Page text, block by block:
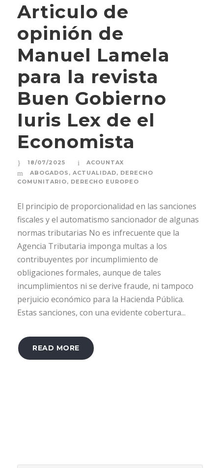
Articulo de
opinión de
Manuel Lamela
para la revista
Buen Gobierno
Iuris Lex de el
Economista
18/07/2025
ACOUNTAX
ABOGADOS , ACTUALIDAD, DERECHO
COMUNITARIO, DERECHO EUROPEO
El principio de proporcionalidad en las sanciones
fiscales y el automatismo sancionador de algunas
normas tributarias No es infrecuente que la
Agencia Tributaria imponga multas a los
contribuyentes por incumplimiento de
obligaciones formales, aunque de tales
incumplimientos ni se derive fraude, ni tampoco
perjuicio económico para la Hacienda Pública.
Estas sanciones, con una evidente cobertura...
READ MORE